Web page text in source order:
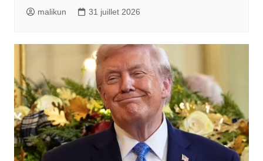
malikun 31 juillet 2026